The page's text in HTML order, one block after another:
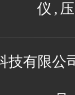
仪 ,
技有限公